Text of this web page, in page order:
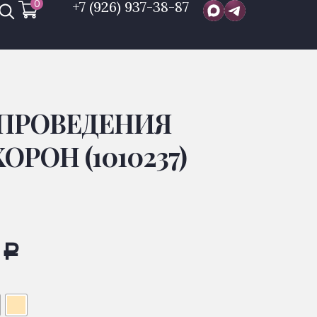
0 +7 (926) 937-38-87
(1010237)
Р